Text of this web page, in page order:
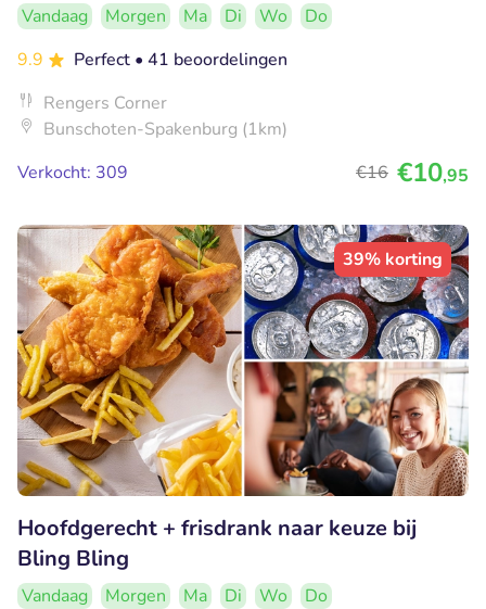
Vandaag Morgen Ma Di Wo
Do
9.9
Perfect • 41 beoordelingen
Rengers Corner
Bunschoten-Spakenburg (1km)
Verkocht: 309
€16 €10,95
39% korting
Hoofdgerecht + frisdrank naar keuze bij
Bling Bling
Vandaag Morgen Ma Di Wo
Do